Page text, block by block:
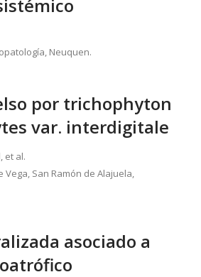
Neuquen.
por trichophyton
var. interdigitale
et al.
Vega, San Ramón de Alajuela,
asociado a